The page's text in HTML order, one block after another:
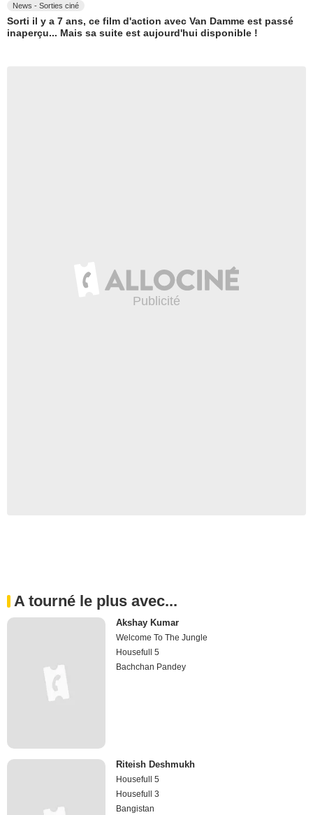
News - Sorties ciné
Sorti il y a 7 ans, ce film d'action avec Van Damme est passé
inaperçu... Mais sa suite est aujourd'hui disponible !
A tourné le plus avec...
Akshay Kumar
Welcome To The Jungle
Housefull 5
Bachchan Pandey
Riteish Deshmukh
Housefull 5
Housefull 3
Bangistan